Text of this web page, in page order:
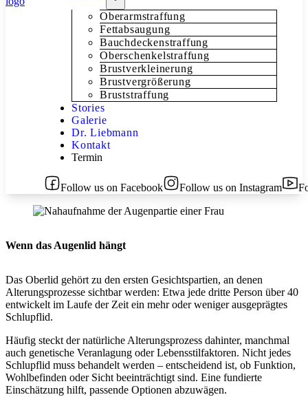
Oberarmstraffung
Fettabsaugung
Bauchdeckenstraffung
Oberschenkelstraffung
Brustverkleinerung
Brustvergrößerung
Bruststraffung
Stories
Galerie
Dr. Liebmann
Kontakt
Termin
Follow us on Facebook Follow us on Instagram
Wenn das Augenlid hängt
Das Oberlid gehört zu den ersten Gesichtspartien, an denen
Alterungsprozesse sichtbar werden: Etwa jede dritte Person über 40
entwickelt im Laufe der Zeit ein mehr oder weniger ausgeprägtes
Schlupflid.
Häufig steckt der natürliche Alterungsprozess dahinter, manchmal
auch genetische Veranlagung oder Lebensstilfaktoren. Nicht jedes
Schlupflid muss behandelt werden – entscheidend ist, ob Funktion,
Wohlbefinden oder Sicht beeinträchtigt sind. Eine fundierte
Einschätzung hilft, passende Optionen abzuwägen.